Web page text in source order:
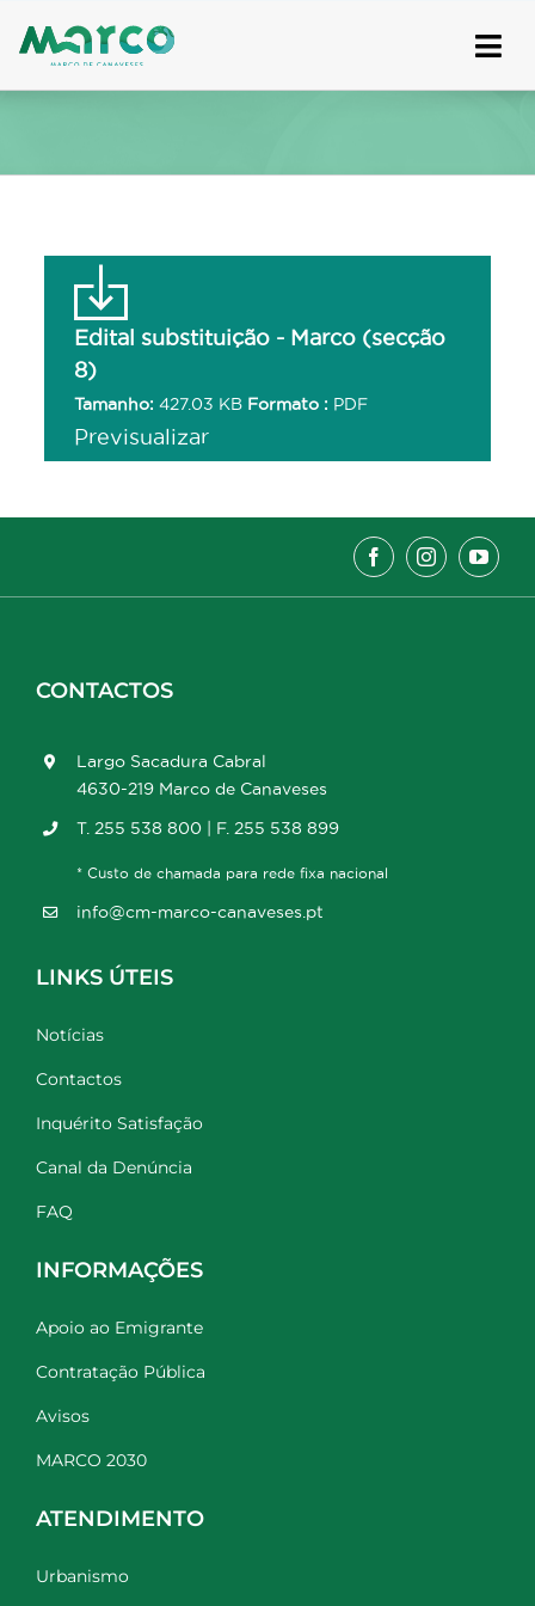
to
Edital substituição - Marco (secção
8)
Tamanho: 427.03 KB Formato : PDF
Previsualizar
CONTACTOS
Largo Sacadura Cabral
4630-219 Marco de Canaveses
T. 255 538 800 | F. 255 538 899
* Custo de chamada para rede fixa nacional
info@cm-marco-canaveses.pt
LINKS ÚTEIS
Notícias
Contactos
Inquérito Satisfação
Canal da Denúncia
FAQ
INFORMAÇÕES
Apoio ao Emigrante
Contratação Pública
Avisos
MARCO 2030
ATENDIMENTO
Urbanismo